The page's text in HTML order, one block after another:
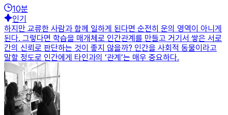
10분
인기
하지만 교류한 사람과 함께 일하게 된다면 순전히 운의 영역이 아니게
된다. 그렇다면 학습을 매개체로 인간관계를 만들고 거기서 쌓은 서로
간의 신뢰로 판단하는 것이 좋지 않을까? 인간을 사회적 동물이라고
말할 정도로 인간에게 타인과의 ‘관계’는 매우 중요하다.